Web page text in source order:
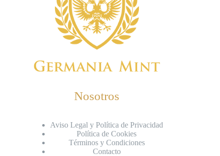
Nosotros
Aviso Legal y Política de Privacidad
Política de Cookies
Términos y Condiciones
Contacto